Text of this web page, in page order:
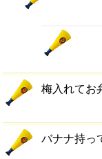
梅入れてお
バナナ持っ